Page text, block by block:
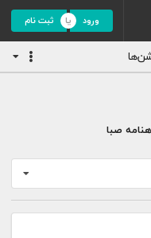
ورود ثبت نام
صبا